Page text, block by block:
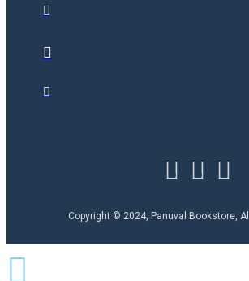
Copyright © 2024, Panuval Bookstore,